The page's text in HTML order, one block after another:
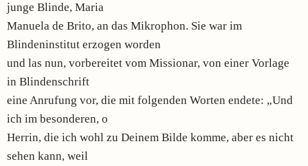
junge Blinde, Maria
Manuela de Brito, an das Mikrophon. Sie war im
Blindeninstitut erzogen worden
und las nun, vorbereitet vom Missionar, von einer Vorlage
in Blindenschrift
eine Anrufung vor, die mit folgenden Worten endete: „Und
ich im besonderen, o
Herrin, die ich wohl zu Deinem Bilde komme, aber es nicht
sehen kann, weil